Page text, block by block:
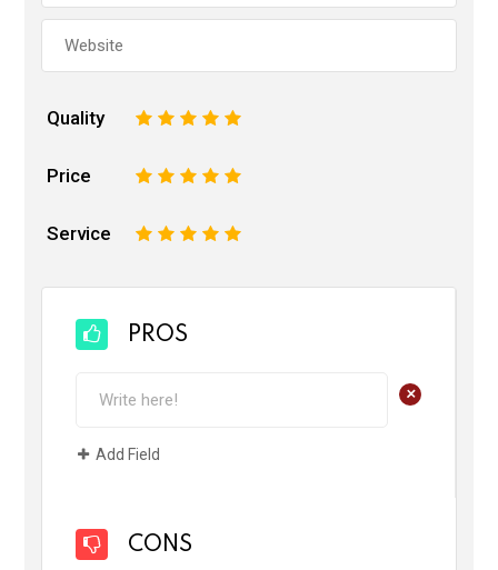
Quality 5
4
3
2
Price 5
4
3
2
Service 5
4
3
2
PROS
+
Add Field
CONS